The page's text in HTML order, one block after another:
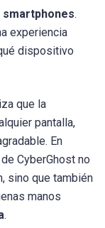
smartphones.
experiencia
dispositivo
que la
pantalla,
En
CyberGhost no
sino que también
manos
.